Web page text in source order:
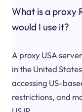
What is a proxy
would I use it?
A proxy USA
in the United
accessing US-
restrictions, and